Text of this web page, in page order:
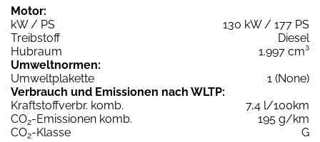
Motor:
kW / PS
130 kW / 177 PS
Treibstoff
Diesel
Hubraum
1.997 cm³
Umweltnormen:
Umweltplakette
1 (None)
Verbrauch und Emissionen nach WLTP:
Kraftstoffverbr. komb.
7,4 l/100km
CO2-Emissionen komb.
195 g/km
CO2-Klasse
G